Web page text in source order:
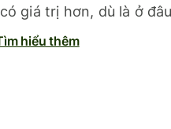
giá trị hơn, dù là ở
hiểu thêm